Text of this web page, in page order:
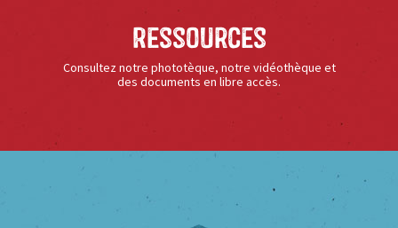
Ressources
Consultez notre phototèque, notre vidéothèque et
des documents en libre accès.